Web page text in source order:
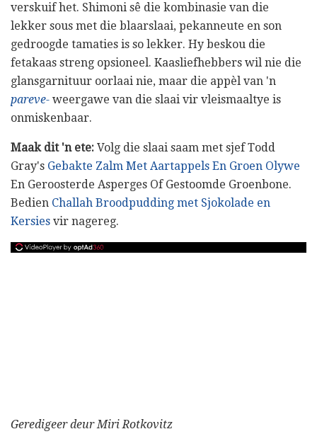
verskuif het. Shimoni sê die kombinasie van die
lekker sous met die blaarslaai, pekanneute en son
gedroogde tamaties is so lekker. Hy beskou die
fetakaas streng opsioneel. Kaasliefhebbers wil nie die
glansgarnituur oorlaai nie, maar die appèl van 'n
pareve- weergawe van die slaai vir vleismaaltye is
onmiskenbaar.
Maak dit 'n ete: Volg die slaai saam met sjef Todd
Gray's Gebakte Zalm Met Aartappels En Groen Olywe
En Geroosterde Asperges Of Gestoomde Groenbone.
Bedien Challah Broodpudding met Sjokolade en
Kersies vir nagereg.
Geredigeer deur Miri Rotkovitz